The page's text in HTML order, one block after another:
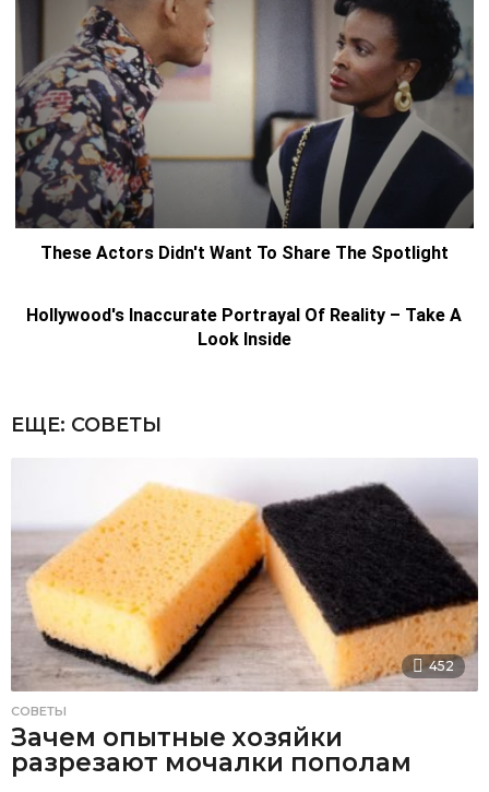
ЕЩЕ: СОВЕТЫ
452
СОВЕТЫ
Зачем опытные хозяйки
разрезают мочалки пополам